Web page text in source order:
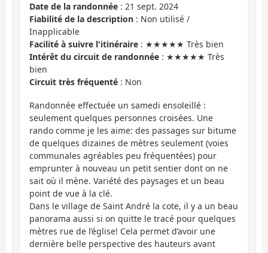
Date de la randonnée : 21 sept. 2024
Fiabilité de la description : Non utilisé /
Inapplicable
Facilité à suivre l'itinéraire : ★★★★★ Très bien
Intérêt du circuit de randonnée : ★★★★★ Très
bien
Circuit très fréquenté : Non
Randonnée effectuée un samedi ensoleillé :
seulement quelques personnes croisées. Une
rando comme je les aime: des passages sur bitume
de quelques dizaines de mètres seulement (voies
communales agréables peu fréquentées) pour
emprunter à nouveau un petit sentier dont on ne
sait où il mène. Variété des paysages et un beau
point de vue à la clé.
Dans le village de Saint André la cote, il y a un beau
panorama aussi si on quitte le tracé pour quelques
mètres rue de l’église! Cela permet d’avoir une
dernière belle perspective des hauteurs avant